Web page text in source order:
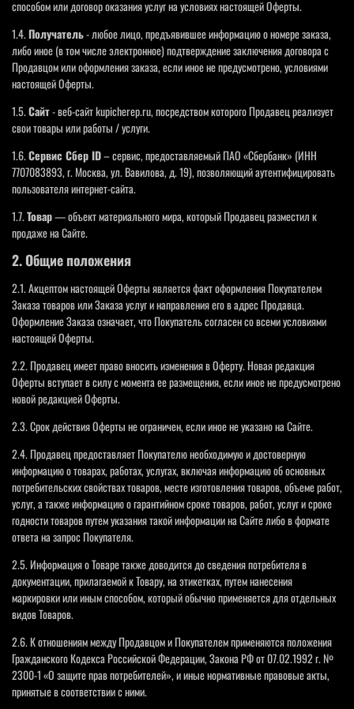
способом или договор оказания услуг на условиях настоящей Оферты.
1.4.Получатель- любое лицо, предъявившее информацию о номере заказа,
либо иное (в том числе электронное) подтверждение заключения договора с
Продавцом или оформления заказа, если иное не предусмотрено, условиями
настоящей Оферты.
1.5.Сайт- веб-сайт kupicherep.ru, посредством которого Продавец реализует
свои товары или работы / услуги.
1.6.Сервис Сбер ID– сервис, предоставляемый ПАО «Сбербанк» (ИНН
7707083893, г. Москва, ул. Вавилова, д. 19), позволяющий аутентифицировать
пользователя интернет-сайта.
1.7.Товар— объект материального мира, который Продавец разместил к
продаже на Сайте.
2. Общие положения
2.1. Акцептом настоящей Оферты является факт оформления Покупателем
Заказа товаров или Заказа услуг и направления его в адрес Продавца.
Оформление Заказа означает, что Покупатель согласен со всеми условиями
настоящей Оферты.
2.2. Продавец имеет право вносить изменения в Оферту. Новая редакция
Оферты вступает в силу с момента ее размещения, если иное не предусмотрено
новой редакцией Оферты.
2.3. Срок действия Оферты не ограничен, если иное не указано на Сайте.
2.4. Продавец предоставляет Покупателю необходимую и достоверную
информацию о товарах, работах, услугах, включая информацию об основных
потребительских свойствах товаров, месте изготовления товаров, объеме работ,
услуг, а также информацию о гарантийном сроке товаров, работ, услуг и сроке
годности товаров путем указания такой информации на Сайте либо в формате
ответа на запрос Покупателя.
2.5. Информация о Товаре также доводится до сведения потребителя в
документации, прилагаемой к Товару, на этикетках, путем нанесения
маркировки или иным способом, который обычно применяется для отдельных
видов Товаров.
2.6. К отношениям между Продавцом и Покупателем применяются положения
Гражданского Кодекса Российской Федерации, Закона РФ от 07.02.1992 г. №
2300-1 «О защите прав потребителей», и иные нормативные правовые акты,
принятые в соответствии с ними.